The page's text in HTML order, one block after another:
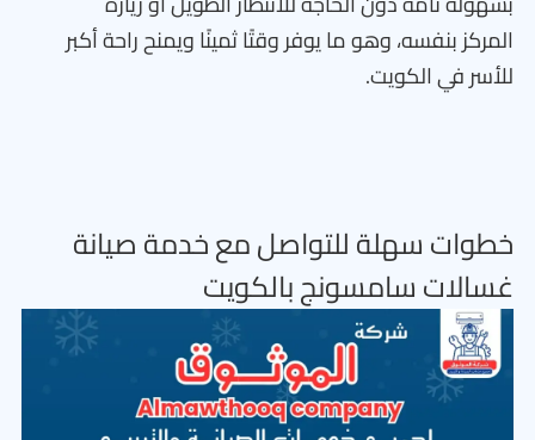
المركز بنفسه، وهو ما يوفر وقتًا ثمينًا ويمنح راحة أكبر
للأسر في الكويت.
خطوات سهلة للتواصل مع خدمة صيانة
غسالات سامسونج بالكويت